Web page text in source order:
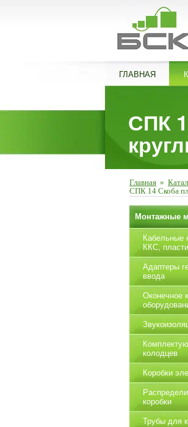
ГЛАВНАЯ
СПК
Главная »
СПК 14 Скоба
Монтажные
Кабельные
ККС,
Адаптеры
ввода
Оконечное
колодцев
Коробки
коробки
Трубы для